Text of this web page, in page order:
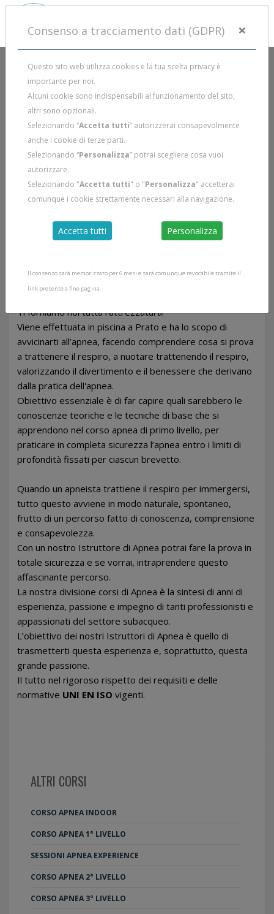
I CORSI DI APNEA A PRATO
Per info sui corsi di apnea a Prato+39 329 5916175o
info@duecentobar.it
BATTESIMO APNEA
VORREI MAGGIORI INFORMAZIONI
La prova gratuita di apnea (battesimo apnea) è il primo
Ti forniamo noi tutta l'attrezzatura!
Viene effettuata in piscina a Prato e ha lo scopo di
avvicinarti all’apnea, facendo comprendere cosa si prova
a trattenere il respiro, a nuotare trattenendo il respiro,
valorizzando il divertimento e il benessere che derivano
dalla pratica dell'apnea.
Obiettivo essenziale è di far capire quali sarebbero le
conoscenze teoriche e le tecniche di base che si
apprendono nel corso apnea di primo livello, per
praticare in completa sicurezza l’apnea entro i limiti di
profondità fissati per ciascun brevetto.
Quando un apneista trattiene il respiro per immergersi,
tutto questo avviene in modo naturale, spontaneo,
frutto di un percorso fatto di conoscenza, comprensione
e consapevolezza.
Con un nostro Istruttore di Apnea potrai fare la prova in
totale sicurezza e se vorrai, intraprendere questo
affascinante percorso.
La nostra divisione corsi di Apnea è la sintesi di anni di
esperienza, passione e impegno di tanti professionisti e
appassionati del settore subacqueo.
L’obiettivo dei nostri Istruttori di Apnea è quello di
trasmetterti questa esperienza e, soprattutto, questa
grande passione.
Il tutto nel rigoroso rispetto dei requisiti e delle
normative UNI EN ISO vigenti.
ALTRI CORSI
CORSO APNEA INDOOR
CORSO APNEA 1° LIVELLO
SESSIONI APNEA EXPERIENCE
CORSO APNEA 2° LIVELLO
CORSO APNEA 3° LIVELLO
Consenso a tracciamento dati (GDPR) ×
Questo sito web utilizza cookies e la tua scelta privacy è
importante per noi.
Alcuni cookie sono indispensabili al funzionamento del sito,
altri sono opzionali.
Selezionando “Accetta tutti” autorizzerai consapevolmente
anche i cookie di terze parti.
Selezionando “Personalizza” potrai scegliere cosa vuoi
autorizzare.
Selezionando "Accetta tutti" o "Personalizza" accetterai
comunque i cookie strettamente necessari alla navigazione.
Accetta tutti Personalizza
Il consenso sarà memorizzato per 6 mesi e sarà comunque revocabile tramite il
link presente a fine pagina.